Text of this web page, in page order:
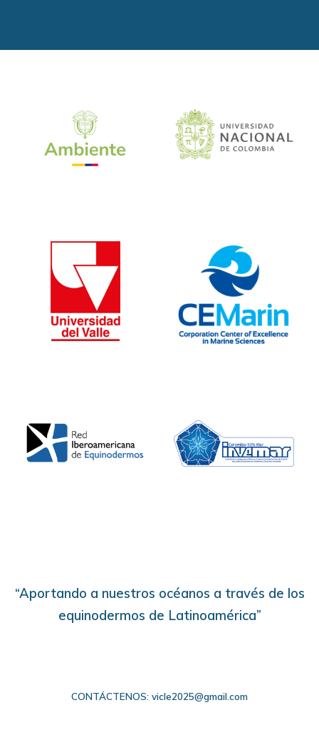
“Aportando a nuestros océanos a través de los
equinodermos de Latinoamérica”
CONTÁCTENOS: vicle2025@gmail.com